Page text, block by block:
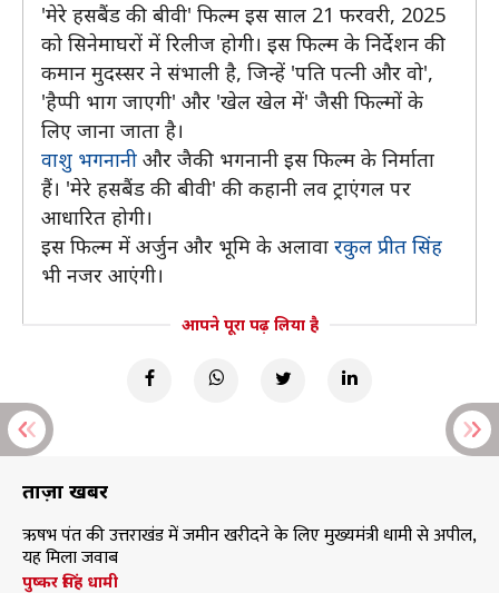
'मेरे हसबैंड की बीवी' फिल्म इस साल 21 फरवरी, 2025
को सिनेमाघरों में रिलीज होगी। इस फिल्म के निर्देशन की
कमान मुदस्सर ने संभाली है, जिन्हें 'पति पत्नी और वो',
'हैप्पी भाग जाएगी' और 'खेल खेल में' जैसी फिल्मों के
लिए जाना जाता है।
वाशु भगनानी और जैकी भगनानी इस फिल्म के निर्माता
हैं। 'मेरे हसबैंड की बीवी' की कहानी लव ट्राएंगल पर
आधारित होगी।
इस फिल्म में अर्जुन और भूमि के अलावा रकुल प्रीत सिंह
भी नजर आएंगी।
आपने पूरा पढ़ लिया है
ताज़ा खबरें
ऋषभ पंत की उत्तराखंड में जमीन खरीदने के लिए मुख्यमंत्री धामी से अपील,
यह मिला जवाब
पुष्कर सिंह धामी